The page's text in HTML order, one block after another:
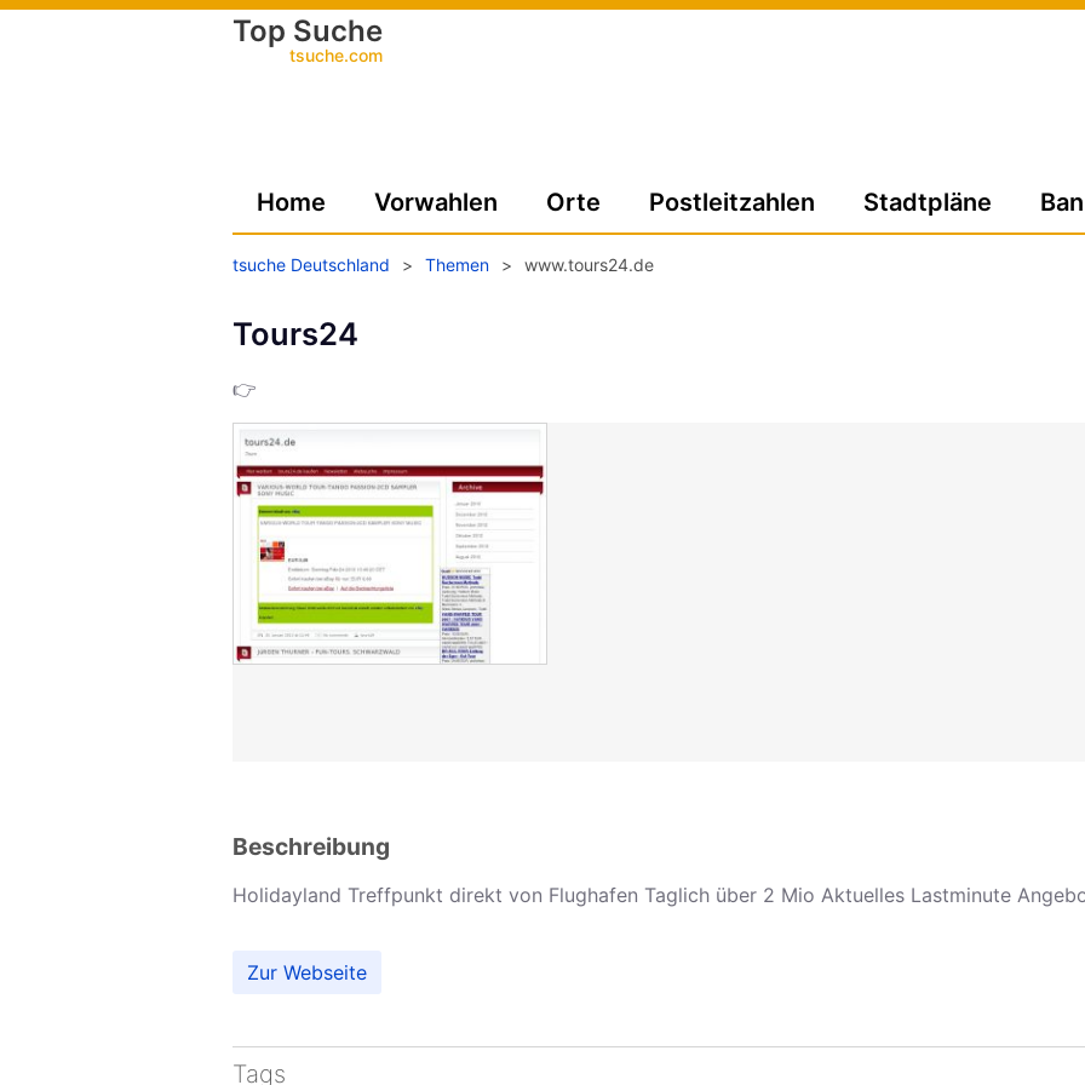
Top Suche
tsuche.com
Home Vorwahlen Orte Postleitzahlen Stadtpläne
tsuche Deutschland > Themen > www.tours24.de
Tours24
👉
Beschreibung
Holidayland Treffpunkt direkt von Flughafen Taglich über 2 Mio Aktuelles Lastminute
Zur Webseite
Tags